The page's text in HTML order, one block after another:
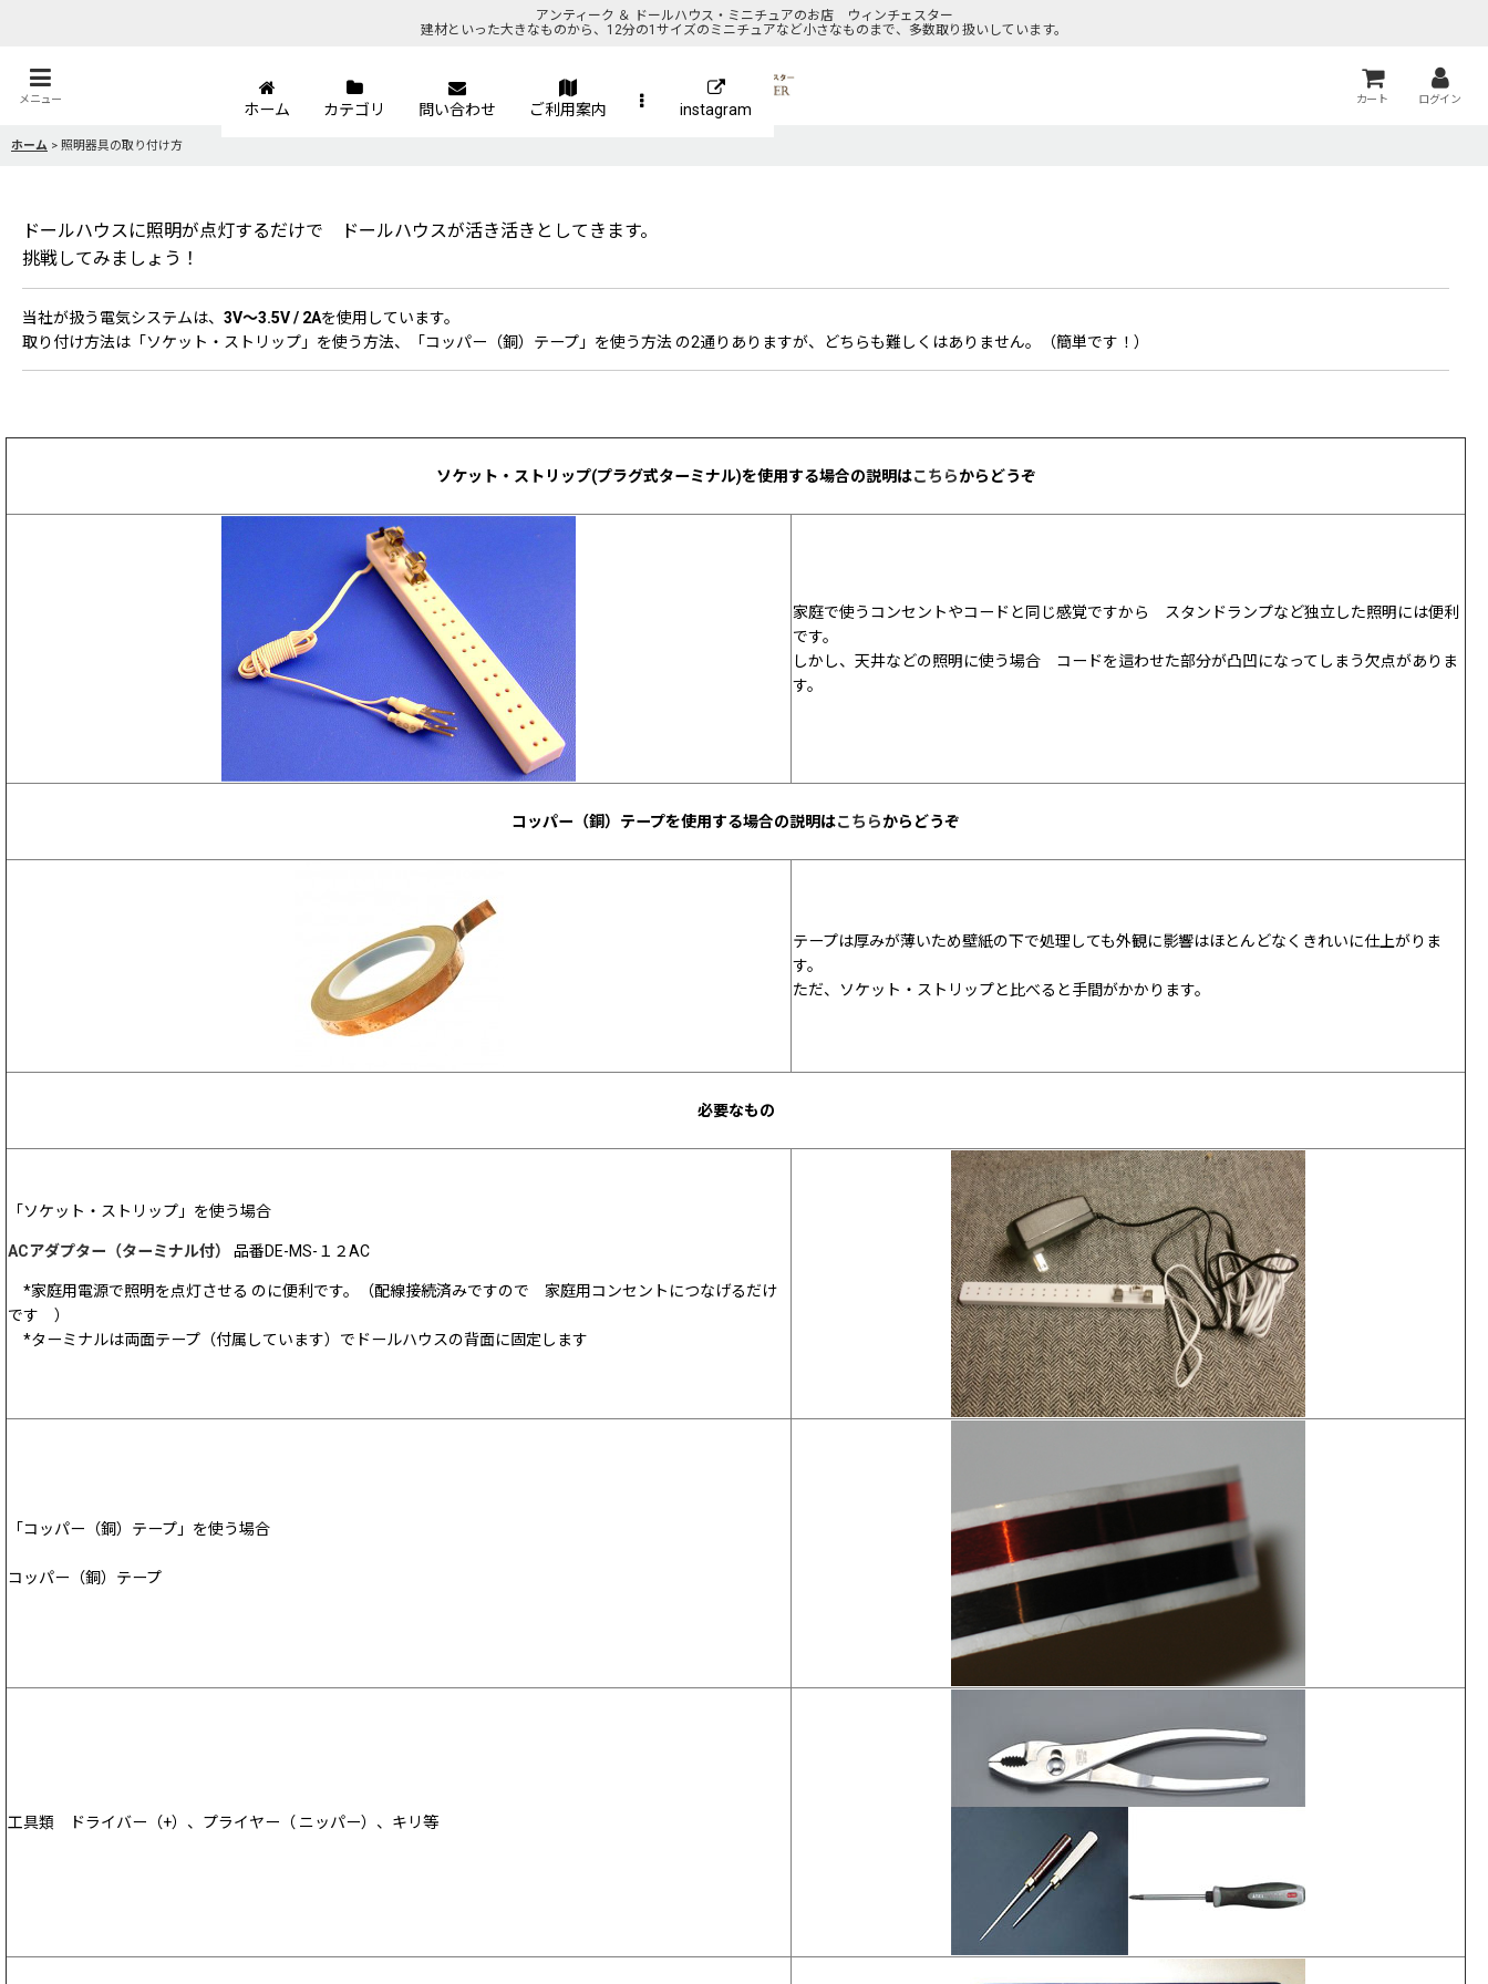
アンティーク ＆ ドールハウス・ミニチュアのお店 ウィンチェスター
建材といった大きなものから、12分の1サイズのミニチュアなど小さなものまで、多数取り扱いしています。
メニュー カート ログイン
ホーム カテゴリ 問い合わせ ご利用案内 instagram
ホーム > 照明器具の取り付け方
ドールハウスに照明が点灯するだけで ドールハウスが活き活きとしてきます。
挑戦してみましょう！
当社が扱う電気システムは、 3V～3.5V / 2Aを使用しています。
取り付け方法は「ソケット・ストリップ」を使う方法、「コッパー（銅）テープ」を使う方法 の2通りありますが、どちらも難しくはありません。（簡単です！）
ソケット・ストリップ(プラグ式ターミナル)を使用する場合の説明はこちらからどうぞ
家庭で使うコンセントやコードと同じ感覚ですから スタンドランプなど独立した照明には便利
です。
しかし、天井などの照明に使う場合 コードを這わせた部分が凸凹になってしまう欠点がありま
す。
コッパー（銅）テープを使用する場合の説明はこちらからどうぞ
テープは厚みが薄いため壁紙の下で処理しても外観に影響はほとんどなくきれいに仕上がりま
す。
ただ、ソケット・ストリップと比べると手間がかかります。
必要なもの
「ソケット・ストリップ」を使う場合
ACアダプター（ターミナル付） 品番DE-MS-１２AC
*家庭用電源で照明を点灯させる のに便利です。（配線接続済みですので 家庭用コンセントにつなげるだけ
です ）
*ターミナルは両面テープ（付属しています）でドールハウスの背面に固定します
「コッパー（銅）テープ」を使う場合
コッパー（銅）テープ
工具類 ドライバー（+）、プライヤー（ ニッパー）、キリ等